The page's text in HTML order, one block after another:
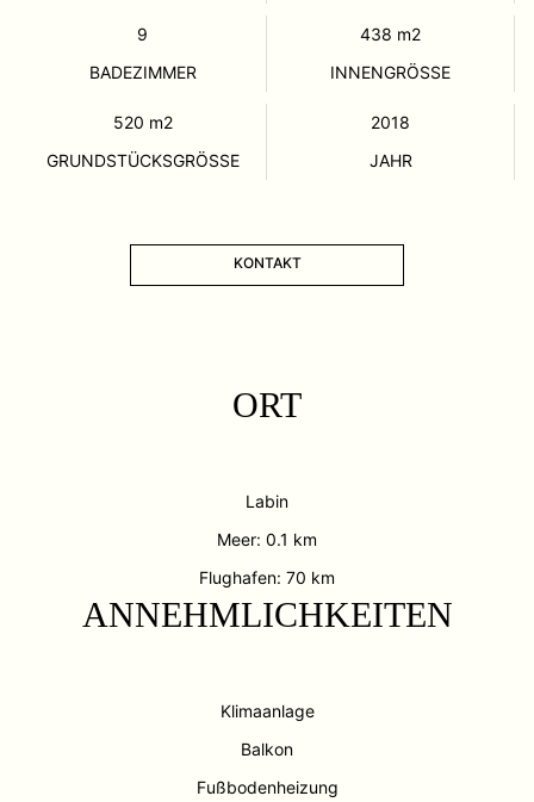
9
BADEZIMMER
438 m2
INNENGRÖSSE
520 m2
GRUNDSTÜCKSGRÖSSE
2018
JAHR
KONTAKT
ORT
Labin
Meer: 0.1 km
Flughafen: 70 km
ANNEHMLICHKEITEN
Klimaanlage
Balkon
Fußbodenheizung